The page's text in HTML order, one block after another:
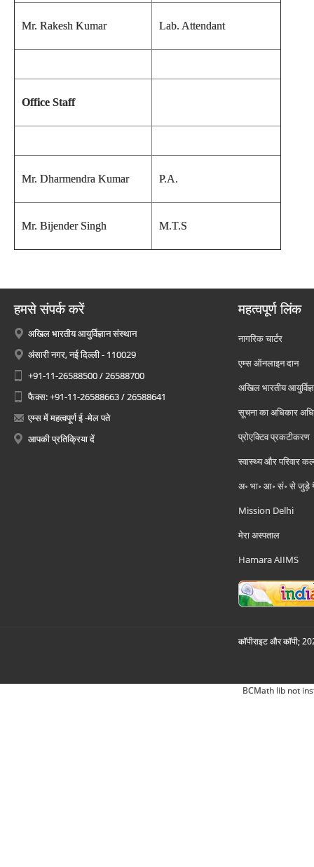
Mr. Rakesh Kumar Lab. Attendant
Office Staff
Mr. Dharmendra Kumar P.A.
Mr. Bijender Singh M.T.S
हमसे संपर्क करें
अखिल भारतीय आयुर्विज्ञान संस्थान
अंसारी नगर, नई दिल्ली - 110029
+91-11-26588500 / 26588700
फैक्स: +91-11-26588663 / 26588641
एम्स में महत्वपूर्ण ई -मेल पते
आपकी प्रतिक्रिया दें
महत्वपूर्ण लिंक
नागरिक चार्टर
एम्स ऑनलाइन दान
अखिल भारतीय
सूचना का अधिकार
प्रोएक्टिव प्रकटीकरण
स्वास्थ्य और परिवार
अ॰ भा॰ आ॰ सं॰ से जुड़े
Mission Delhi
मेरा अस्पताल
Hamara AIIMS
कॉपीराइट और कॉपी;
BCMath lib not